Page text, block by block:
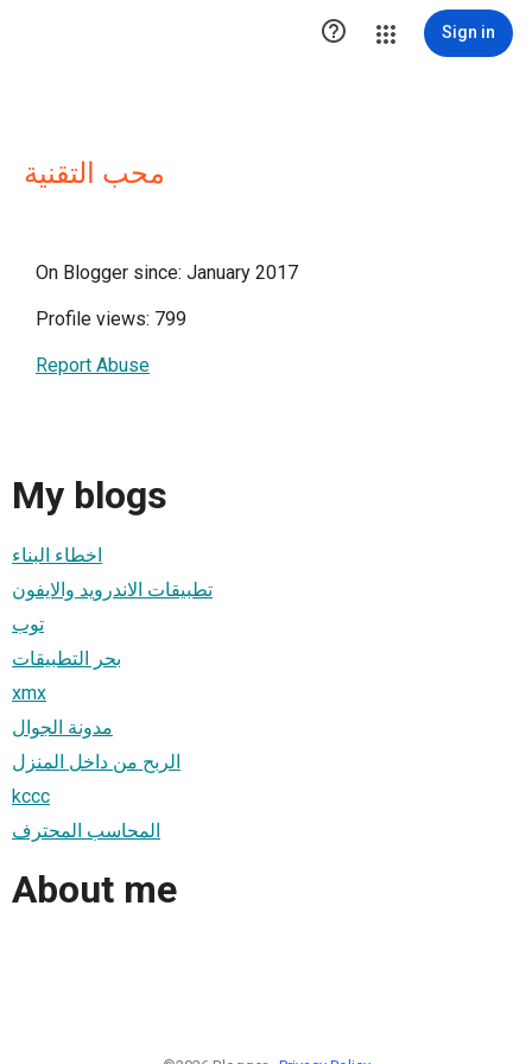
 Sign in
محب التقنية
On Blogger since: January 2017
Profile views: 799
Report Abuse
My blogs
اخطاء البناء
تطبيقات الاندرويد والايفون
توب
بحر التطبيقات
xmx
مدونة الجوال
الربح من داخل المنزل
kccc
المحاسب المحترف
About me